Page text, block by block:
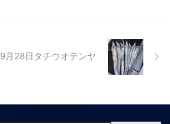
9月28日タチウオテンヤ